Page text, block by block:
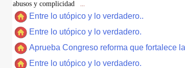
abusos y complicidad
Entre lo utópico y lo verdadero..
Entre lo utópico y lo verdadero.
Aprueba Congreso reforma que fortalece
Entre lo utópico y lo verdadero.